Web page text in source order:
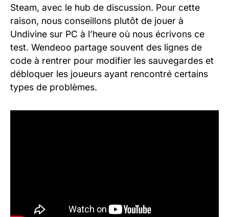
Steam, avec le hub de discussion. Pour cette
raison, nous conseillons plutôt de jouer à
Undivine sur PC à l’heure où nous écrivons ce
test. Wendeoo partage souvent des lignes de
code à rentrer pour modifier les sauvegardes et
débloquer les joueurs ayant rencontré certains
types de problèmes.